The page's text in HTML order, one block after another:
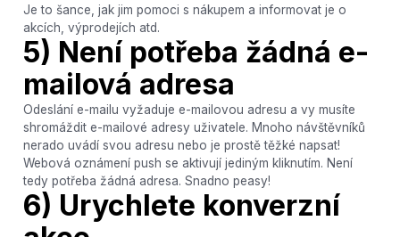
Je to šance, jak jim pomoci s nákupem a informovat je o
akcích, výprodejích atd.
5) Není potřeba žádná e-
mailová adresa
Odeslání e-mailu vyžaduje e-mailovou adresu a vy musíte
shromáždit e-mailové adresy uživatele. Mnoho návštěvníků
nerado uvádí svou adresu nebo je prostě těžké napsat!
Webová oznámení push se aktivují jediným kliknutím. Není
tedy potřeba žádná adresa. Snadno peasy!
6) Urychlete konverzní